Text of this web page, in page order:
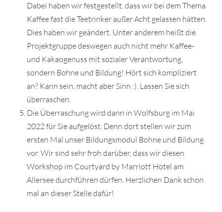
Dabei haben wir festgestellt, dass wir bei dem Thema
Kaffee fast die Teetrinker außer Acht gelassen hätten.
Dies haben wir geändert. Unter anderem heißt die
Projektgruppe deswegen auch nicht mehr Kaffee-
und Kakaogenuss mit sozialer Verantwortung,
sondern Bohne und Bildung! Hört sich kompliziert
an? Kann sein, macht aber Sinn :). Lassen Sie sich
überraschen.
Die Überraschung wird dann in Wolfsburg im Mai
2022 für Sie aufgelöst. Denn dort stellen wir zum
ersten Mal unser Bildungsmodul Bohne und Bildung
vor. Wir sind sehr froh darüber, dass wir diesen
Workshop im Courtyard by Marriott Hotel am
Allersee durchführen dürfen. Herzlichen Dank schon
mal an dieser Stelle dafür!